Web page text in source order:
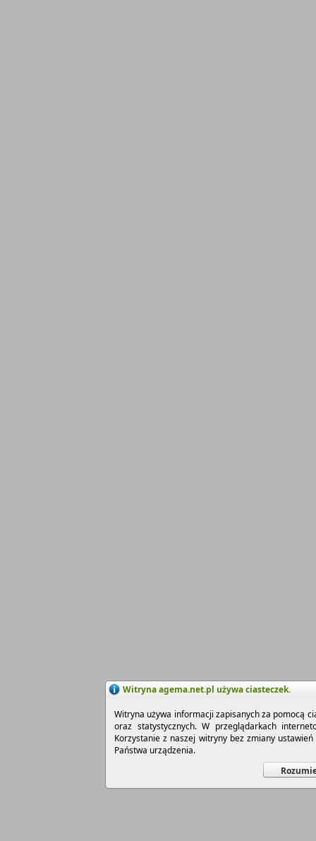
Witryna agema.net.pl używa ciasteczek.
Witryna używa informacji zapisanych za pomocą
oraz statystycznych. W przeglądarkach
Korzystanie z naszej witryny bez zmiany
Państwa urządzenia.